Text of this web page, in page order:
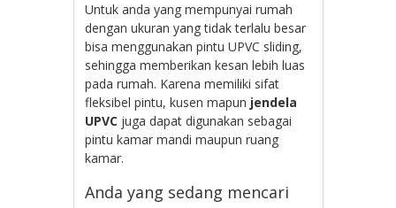
Untuk anda yang mempunyai rumah
dengan ukuran yang tidak terlalu besar
bisa menggunakan pintu UPVC sliding,
sehingga memberikan kesan lebih luas
pada rumah. Karena memiliki sifat
fleksibel pintu, kusen mapun jendela
UPVC juga dapat digunakan sebagai
pintu kamar mandi maupun ruang
kamar.
Anda yang sedang mencari